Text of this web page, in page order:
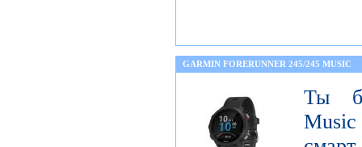
GARMIN FORERUNNER 245/245 MUSIC
Ты
Music